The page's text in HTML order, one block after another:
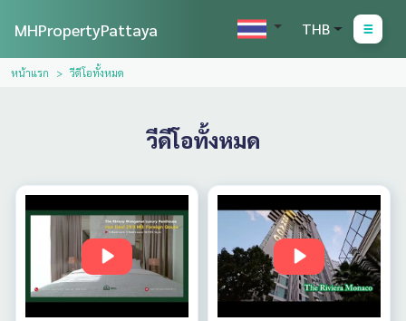
MHPropertyPattaya THB
หน้าแรก วีดีโอทั้งหมด
วีดีโอทั้งหมด